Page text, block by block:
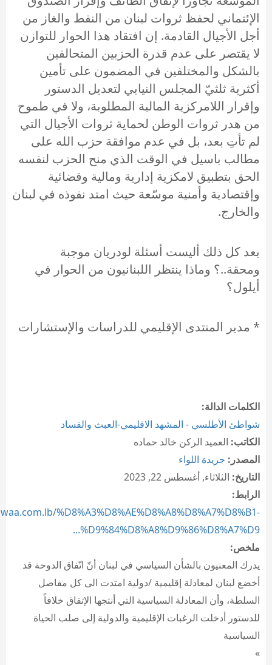
الإئتماني لحفظ ثروات لبنان من النفط والغاز من
أجل الأجيال القادمة. إن افتقاد هذا الحوار للتوازن
لا يقتصر على عدم قدرة الحزبين المتحالفين
بالشكل والمختلفين في المضمون على تأمين
أكثرية ثلثيّ المجلس النيابي لتعديل الدستور
وإقرار اللامركزية المالية المطلوبة، ولا في طموح
من هدر ثروات الوطن لحماية ثروات الأجيال التي
لم تأتِ بعد، بل في عدم موافقة حزب الله على
مطالب باسيل في الوقت الذي منح الحزب لنفسه
الحق بتطبيق لامكزية إدارية ومالية وقضائية
وإقتصادية وأمنية موسّعة حيث امتد نفوذه في لبنان
والخارج.
بعد كل ذلك أليست أسئلة لودريان موجبة
ومحقة..؟ وماذا ينتظر اللبنانيون من الحوار في
أيلول؟
* مدير المنتدى الإقليمي للدراسات والإستشارات
الكلمات الدالة:
شواطئ الأطلسي - المشهد الاقليمي-العبث والفساد
الكاتب: العميد الركن خالد حماده
المصدر: جريدة اللواء
التاريخ: الثلاثاء, أغسطس 22, 2023
الرابط:
%D8%A3%D8%AE%D8%A8%D8%A7%D8%B1-
%D9%84%D8%A8%D9%86%D8%A7%D9...
ملخص:
يدرك المعنيون بالشأن السياسي في لبنان أنّ اتّفاق الدوحة قد
أخضع لبنان لمعادلة إقليمية /دولية امتدت الى كل مفاصل
السلطة، وأن المعادلة السياسية التي أنتجها الإتفاق خلافاً
للدستور أدخلت الرغبات الإقليمية والدولية إلى صلب الحياة
السياسية
»